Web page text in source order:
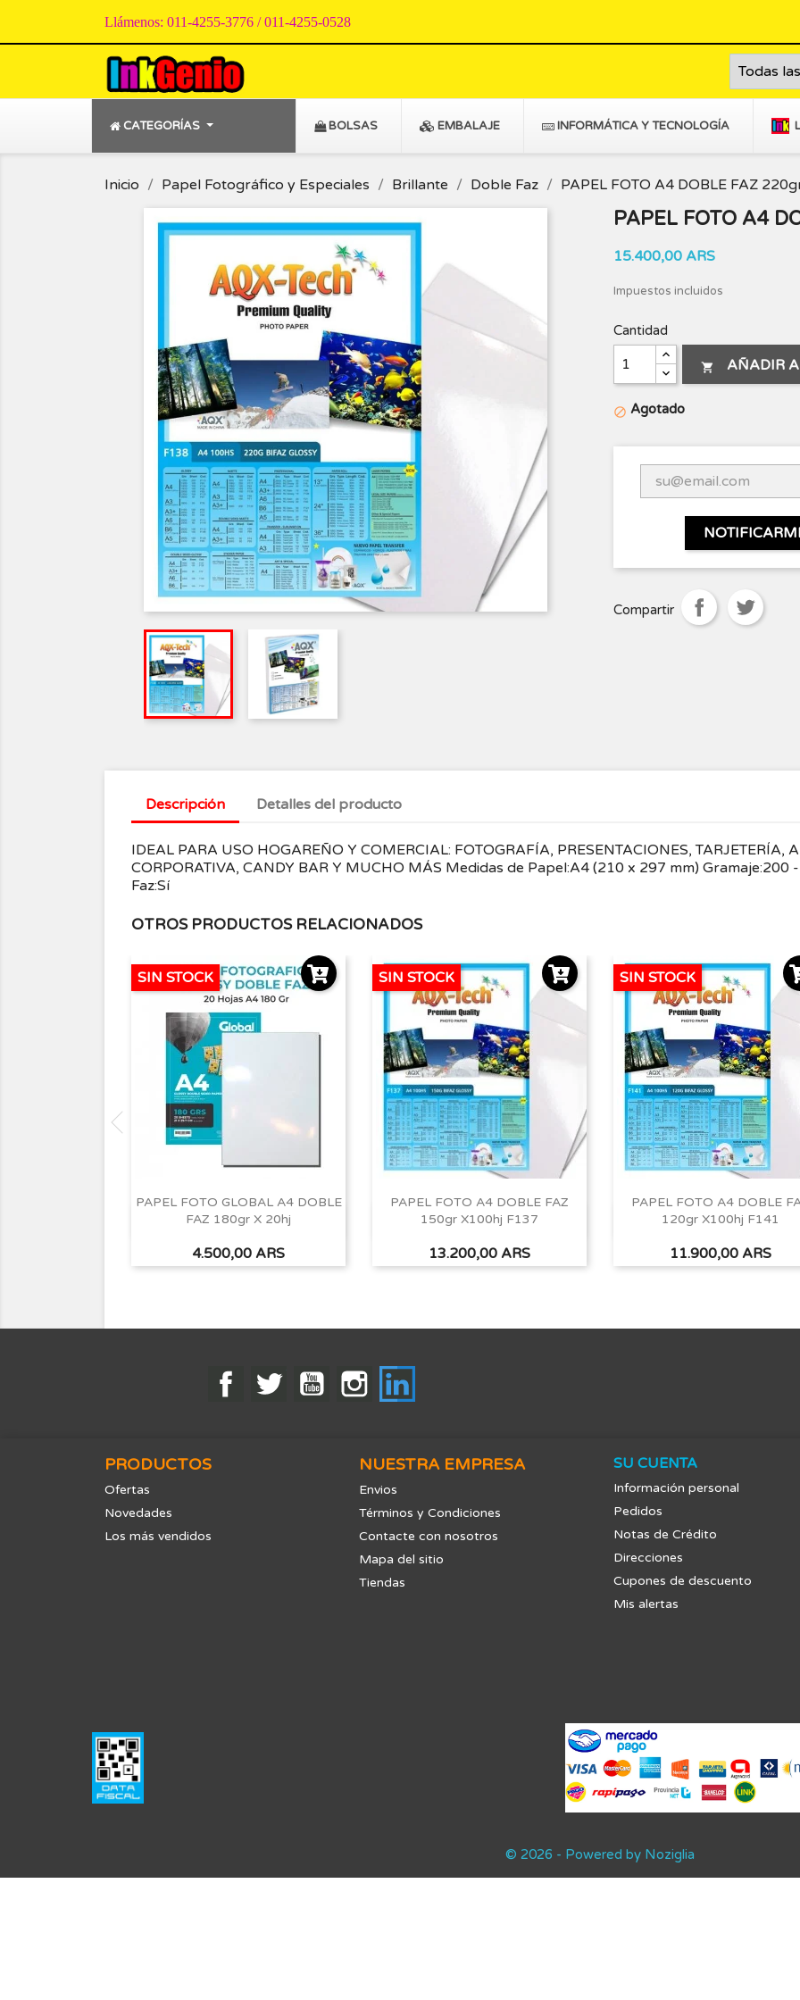
Llámenos: 011-4255-3776 / 011-4255-0528
CATEGORÍAS BOLSAS EMBALAJE INFORMÁTICA Y TECNOLOGÍA
Inicio Papel Fotográfico y Especiales Brillante Doble Faz PAPEL FOTO A4 DOBLE FAZ
PAPEL FOTO A4
15.400,00 ARS
Impuestos incluidos
Cantidad
 AÑADIR
 Agotado
Compartir
Descripción Detalles del producto
IDEAL PARA USO HOGAREÑO Y COMERCIAL: FOTOGRAFÍA, PRESENTACIONES, TARJETERÍA,
CORPORATIVA, CANDY BAR Y MUCHO MÁS Medidas de Papel:A4 (210 x 297 mm)
Faz:Sí
OTROS PRODUCTOS RELACIONADOS
PAPEL FOTO GLOBAL A4 DOBLE
FAZ 180gr X 20hj
Precio
4.500,00 ARS
SIN STOCK
Vista rápida
PAPEL FOTO A4 DOBLE FAZ
150gr X100hj F137
Precio
13.200,00 ARS
SIN STOCK
Vista rápida
PAPEL FOTO A4 DOBLE
120gr X100hj F141
Precio
11.900,00 ARS
SIN STOCK
Vista rápida
FacebookTwitter YouTubeInstagram
PRODUCTOS
Ofertas
Novedades
Los más vendidos
NUESTRA EMPRESA
Envios
Términos y Condiciones
Contacte con nosotros
Mapa del sitio
Tiendas
SU CUENTA
Información personal
Pedidos
Notas de Crédito
Direcciones
Cupones de descuento
Mis alertas
© 2026 - Powered by Noziglia